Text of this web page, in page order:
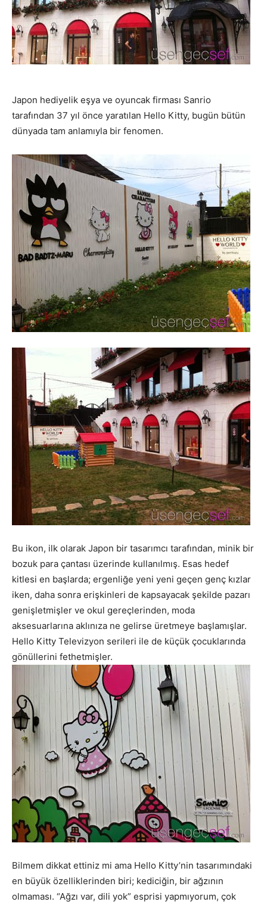
Japon hediyelik eşya ve oyuncak firması Sanrio
tarafından 37 yıl önce yaratılan Hello Kitty, bugün bütün
dünyada tam anlamıyla bir fenomen.
Bu ikon, ilk olarak Japon bir tasarımcı tarafından, minik bir
bozuk para çantası üzerinde kullanılmış. Esas hedef
kitlesi en başlarda; ergenliğe yeni yeni geçen genç kızlar
iken, daha sonra erişkinleri de kapsayacak şekilde pazarı
genişletmişler ve okul gereçlerinden, moda
aksesuarlarına aklınıza ne gelirse üretmeye başlamışlar.
Hello Kitty Televizyon serileri ile de küçük çocuklarında
gönüllerini fethetmişler.
Bilmem dikkat ettiniz mi ama Hello Kitty’nin tasarımındaki
en büyük özelliklerinden biri; kediciğin, bir ağzının
olmaması. “Ağzı var, dili yok” esprisi yapmıyorum, çok